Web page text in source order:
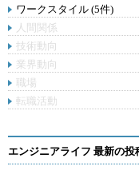
ワークスタイル (5件)
人間関係
技術動向
業界動向
職場
転職活動
エンジニアライフ 最新の投